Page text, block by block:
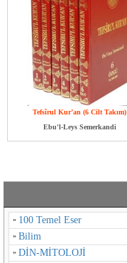
Tefsîrul Kur’an (6 Cilt Takım)
Ebu'l-Leys Semerkandi
100 Temel Eser
Bilim
DİN-MİTOLOJİ